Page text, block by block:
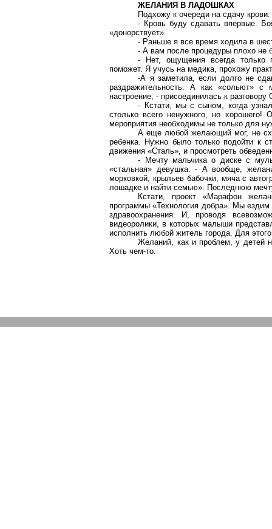
ЖЕЛАНИЯ В ЛАДОШКАХ
Подхожу к очереди на сдачу
- Кровь буду сдавать впервые.
«донорствует».
- Раньше я все время ходила в
- А вам после процедуры плохо не
- Нет, ощущения всегда только
поможет. Я учусь на медика, прохожу
-А я заметила, если долго не
раздражительность. А как «сольют» с
настроение, - присоединилась к
- Кстати, мы с сыном, когда
столько всего ненужного, но
мероприятия необходимы не только для
А еще любой желающий мог, не
ребенка. Нужно было только подойти к
движения «Сталь», и просмотреть
- Мечту мальчика о диске с
«стальная» девушка. - А вообще,
морковкой, крыльев бабочки, мяча с
лошадке и найти семью». Последнюю
Кстати, проект «Марафон
программы «Технология добра». Мы
здравоохранения. И, проводя
видеоролики, в которых малыши
исполнить любой житель города. Для
Желаний, как и проблем, у детей
Хоть чем-то.